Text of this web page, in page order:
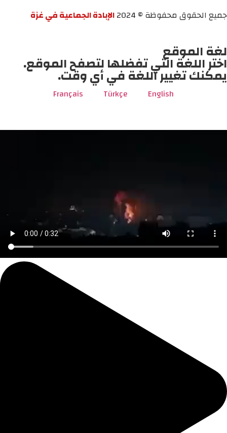
جميع الحقوق محفوظة © 2024
الإبادة الجماعية في غزة
لغة الموقع
اختر اللغة التي تفضلها لتصفح الموقع.
يمكنك تغيير اللغة في أي وقت.
English
Türkçe
Français